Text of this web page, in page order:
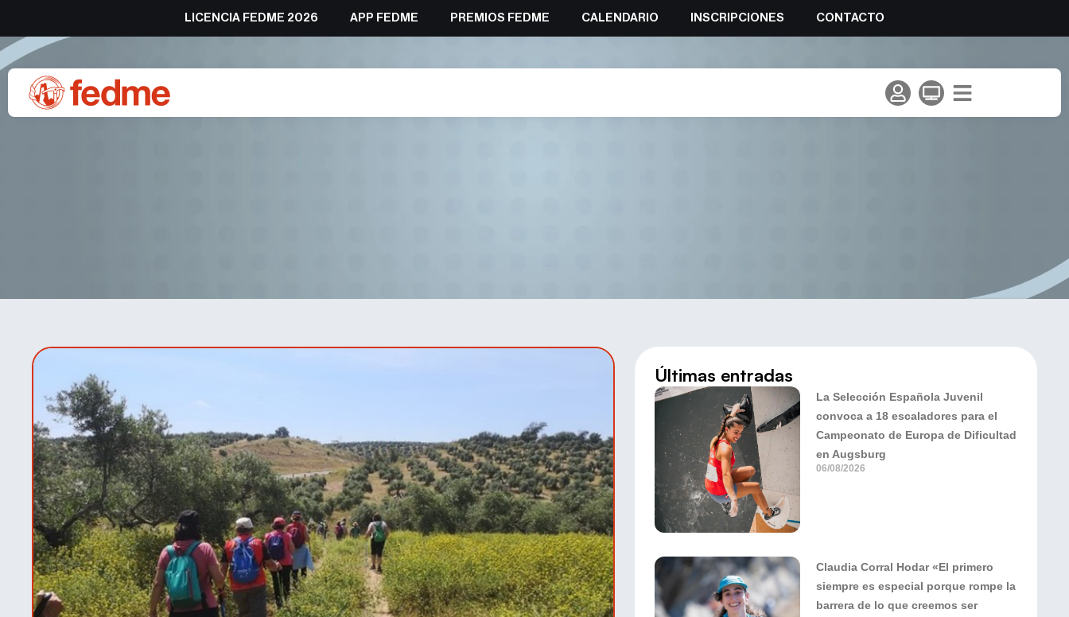
LICENCIA FEDME 2026 APP FEDME PREMIOS FEDME CALENDARIO INSCRIPCIONES CONTACTO
Propuestas senderistas de la Liga Ibérica de Senderismo para el mes de junio de 2024
Últimas entradas
La Selección Española Juvenil
convoca a 18 escaladores para el
Campeonato de Europa de Dificultad
en Augsburg
06/08/2026
Claudia Corral Hodar «El primero
siempre es especial porque rompe la
barrera de lo que creemos ser